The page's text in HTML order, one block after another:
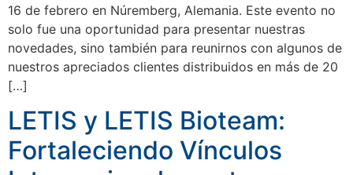
16 de febrero en Núremberg, Alemania. Este evento no
solo fue una oportunidad para presentar nuestras
novedades, sino también para reunirnos con algunos de
nuestros apreciados clientes distribuidos en más de 20
[…]
LETIS y LETIS Bioteam:
Fortaleciendo Vínculos